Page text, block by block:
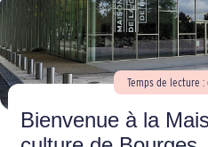
Temps de lecture :
Bienvenue à la